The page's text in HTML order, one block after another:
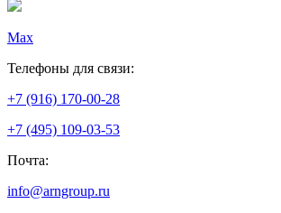
Max
Телефоны для связи:
+7 (916) 170-00-28
+7 (495) 109-03-53
Почта:
info@arngroup.ru